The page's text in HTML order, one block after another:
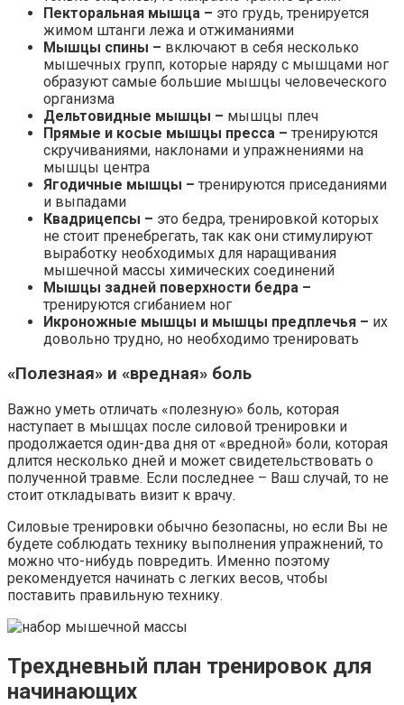
Пекторальная мышца – это грудь, тренируется
жимом штанги лежа и отжиманиями
Мышцы спины – включают в себя несколько
мышечных групп, которые наряду с мышцами ног
образуют самые большие мышцы человеческого
организма
Дельтовидные мышцы – мышцы плеч
Прямые и косые мышцы пресса – тренируются
скручиваниями, наклонами и упражнениями на
мышцы центра
Ягодичные мышцы – тренируются приседаниями
и выпадами
Квадрицепсы – это бедра, тренировкой которых
не стоит пренебрегать, так как они стимулируют
выработку необходимых для наращивания
мышечной массы химических соединений
Мышцы задней поверхности бедра –
тренируются сгибанием ног
Икроножные мышцы и мышцы предплечья – их
довольно трудно, но необходимо тренировать
«Полезная» и «вредная» боль
Важно уметь отличать «полезную» боль, которая
наступает в мышцах после силовой тренировки и
продолжается один-два дня от «вредной» боли, которая
длится несколько дней и может свидетельствовать о
полученной травме. Если последнее – Ваш случай, то не
стоит откладывать визит к врачу.
Силовые тренировки обычно безопасны, но если Вы не
будете соблюдать технику выполнения упражнений, то
можно что-нибудь повредить. Именно поэтому
рекомендуется начинать с легких весов, чтобы
поставить правильную технику.
Трехдневный план тренировок для
начинающих